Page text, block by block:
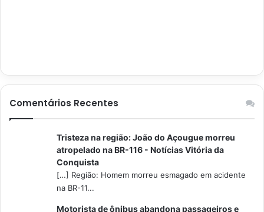
Comentários Recentes
Tristeza na região: João do Açougue morreu
atropelado na BR-116 - Notícias Vitória da
Conquista
[…] Região: Homem morreu esmagado em acidente
na BR-11...
Motorista de ônibus abandona passageiros e